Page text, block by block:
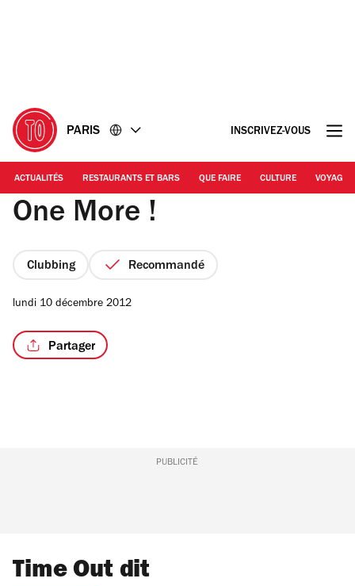
PARIS INSCRIVEZ-VOUS
ACTUALITÉS RESTAURANTS ET BARS QUE FAIRE CULTURE VOYAGE
One More !
Clubbing Recommandé
lundi 10 décembre 2012
Partager
PUBLICITÉ
Time Out dit